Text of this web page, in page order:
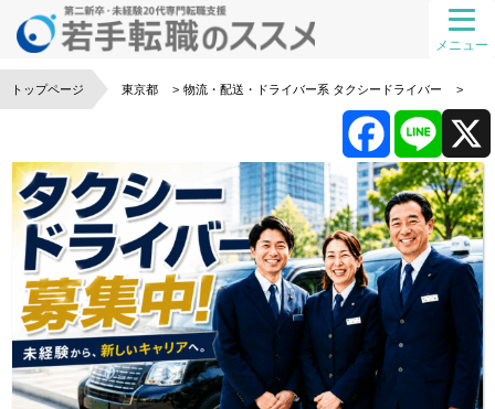
メニュー
トップページ 東京都 物流・配送・ドライバー系 タクシードライバー
F
a
c
L
i
n
e